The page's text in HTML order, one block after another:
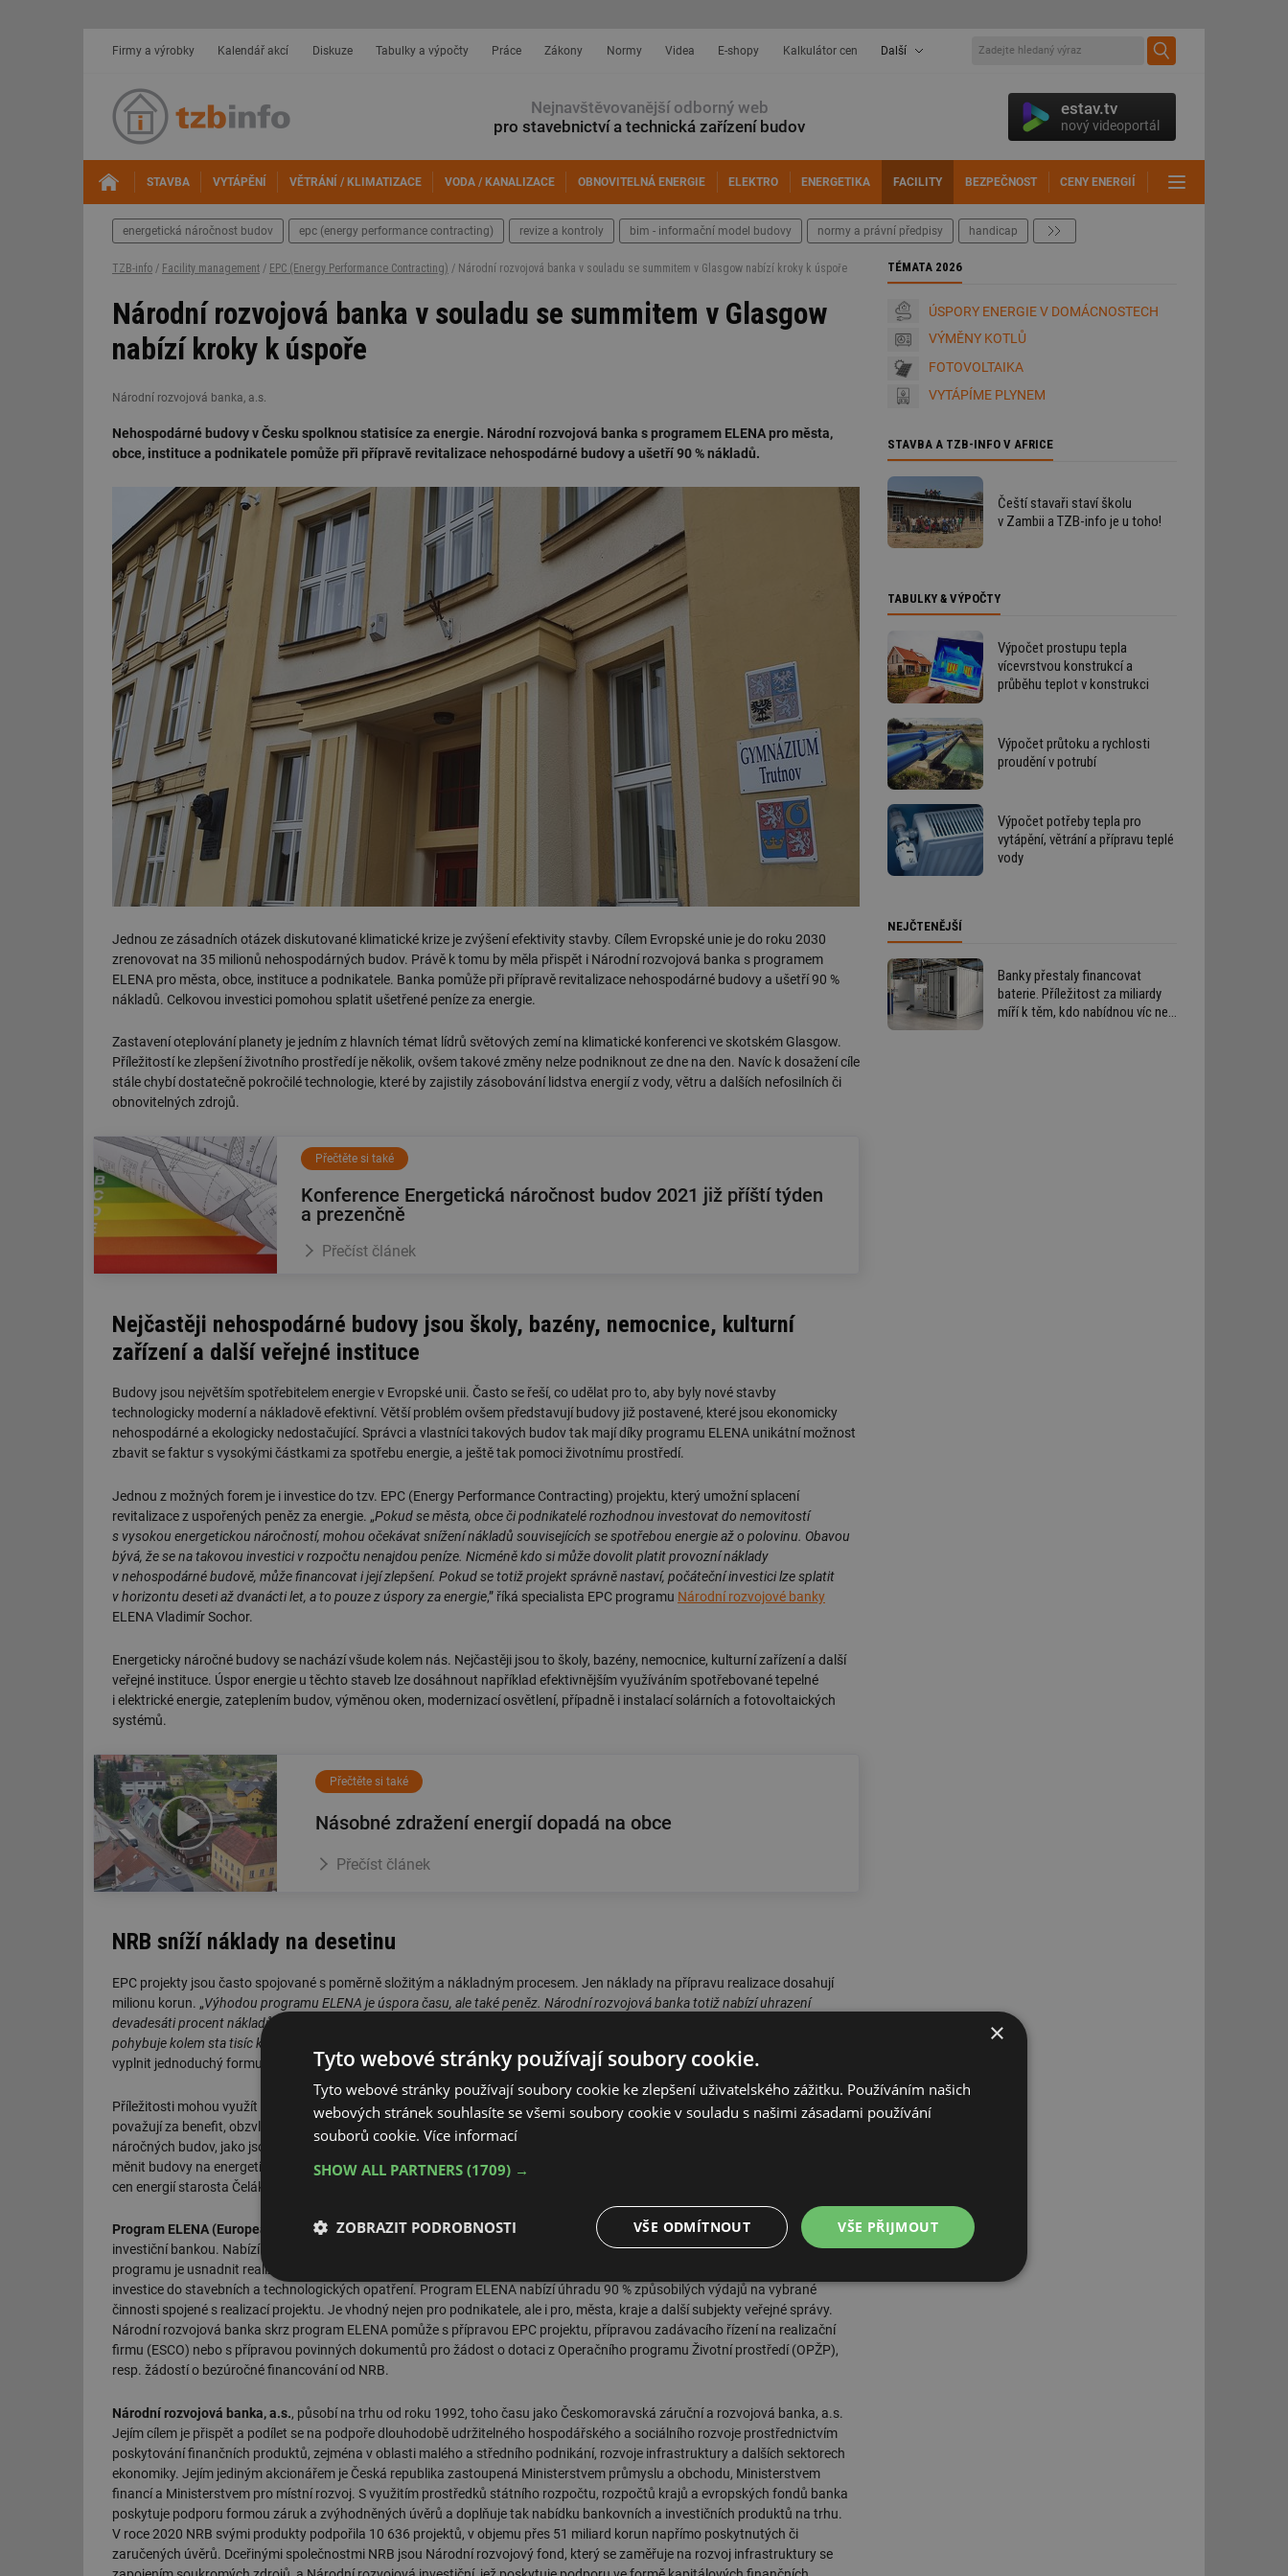
Firmy a výrobky Kalendář akcí Diskuze Tabulky a výpočty Práce Zákony Normy Videa E-shopy Kalkulátor cen Další
Nejnavštěvovanější odborný web
pro stavebnictví a technická zařízení budov
estav.tv
nový videoportál
STAVBA VYTÁPĚNÍ VĚTRÁNÍ / KLIMATIZACE VODA / KANALIZACE OBNOVITELNÁ ENERGIE ELEKTRO ENERGETIKA FACILITY BEZPEČNOST CENY ENERGIÍ
energetická náročnost budov epc (energy performance contracting) revize a kontroly bim - informační model budovy normy a právní předpisy handicap
TZB-info / Facility management / EPC (Energy Performance Contracting) / Národní rozvojová banka v souladu se summitem v Glasgow nabízí kroky k úspoře
Národní rozvojová banka v souladu se summitem v Glasgow
nabízí kroky k úspoře
Národní rozvojová banka, a.s.
Nehospodárné budovy v Česku spolknou statisíce za energie. Národní rozvojová banka s programem ELENA pro města,
obce, instituce a podnikatele pomůže při přípravě revitalizace nehospodárné budovy a ušetří 90 % nákladů.
Jednou ze zásadních otázek diskutované klimatické krize je zvýšení efektivity stavby. Cílem Evropské unie je do roku 2030
zrenovovat na 35 milionů nehospodárných budov. Právě k tomu by měla přispět i Národní rozvojová banka s programem
ELENA pro města, obce, instituce a podnikatele. Banka pomůže při přípravě revitalizace nehospodárné budovy a ušetří 90 %
nákladů. Celkovou investici pomohou splatit ušetřené peníze za energie.
Zastavení oteplování planety je jedním z hlavních témat lídrů světových zemí na klimatické konferenci ve skotském Glasgow.
Příležitostí ke zlepšení životního prostředí je několik, ovšem takové změny nelze podniknout ze dne na den. Navíc k dosažení cíle
stále chybí dostatečně pokročilé technologie, které by zajistily zásobování lidstva energií z vody, větru a dalších nefosilních či
obnovitelných zdrojů.
Přečtěte si také
Konference Energetická náročnost budov 2021 již příští týden
a prezenčně
Přečíst článek
Nejčastěji nehospodárné budovy jsou školy, bazény, nemocnice, kulturní
zařízení a další veřejné instituce
Budovy jsou největším spotřebitelem energie v Evropské unii. Často se řeší, co udělat pro to, aby byly nové stavby
technologicky moderní a nákladově efektivní. Větší problém ovšem představují budovy již postavené, které jsou ekonomicky
nehospodárné a ekologicky nedostačující. Správci a vlastníci takových budov tak mají díky programu ELENA unikátní možnost
zbavit se faktur s vysokými částkami za spotřebu energie, a ještě tak pomoci životnímu prostředí.
Jednou z možných forem je i investice do tzv. EPC (Energy Performance Contracting) projektu, který umožní splacení
revitalizace z uspořených peněz za energie. „Pokud se města, obce či podnikatelé rozhodnou investovat do nemovitostí
s vysokou energetickou náročností, mohou očekávat snížení nákladů souvisejících se spotřebou energie až o polovinu. Obavou
bývá, že se na takovou investici v rozpočtu nenajdou peníze. Nicméně kdo si může dovolit platit provozní náklady
v nehospodárné budově, může financovat i její zlepšení. Pokud se totiž projekt správně nastaví, počáteční investici lze splatit
v horizontu deseti až dvanácti let, a to pouze z úspory za energie,” říká specialista EPC programu Národní rozvojové banky
ELENA Vladimír Sochor.
Energeticky náročné budovy se nachází všude kolem nás. Nejčastěji jsou to školy, bazény, nemocnice, kulturní zařízení a další
veřejné instituce. Úspor energie u těchto staveb lze dosáhnout například efektivnějším využíváním spotřebované tepelné
i elektrické energie, zateplením budov, výměnou oken, modernizací osvětlení, případně i instalací solárních a fotovoltaických
systémů.
Přečtěte si také
Násobné zdražení energií dopadá na obce
Přečíst článek
NRB sníží náklady na desetinu
EPC projekty jsou často spojované s poměrně složitým a nákladným procesem. Jen náklady na přípravu realizace dosahují
milionu korun. „Výhodou programu ELENA je úspora času, ale také peněz. Národní rozvojová banka totiž nabízí uhrazení
devadesáti procent nákladů na přípravu realizace EPC projektu. Takže částka, kterou municipality či podnikatelé investují, se tak
pohybuje kolem sta tisíc korun
vyplnit jednoduchý formulář.
Příležitosti mohou využít obce a města, pro které je to šance na odlehčení rozpočtům. Starostové měst takovou pomoc
považují za benefit, obzvlášť v době, kdy se ceny energií zvedají až na čtyřnásobek. „Ve městě máme řadu energeticky
náročných budov, jako jsou školy nebo bazén. Nyní se snažíme o snížení energetické náročnosti v provozu města. Chceme
měnit budovy na energeticky úspornější a například osadit střechy solárními panely,” komentuje dění kolem rychle rostoucích
cen energií starosta Čelákovic Josef Pátek.
Program ELENA (European Local ENergy Assistance)je financován z programu HORIZONT 2020 spravovaném Evropskou
investiční bankou. Nabízí poradenství při zpracování energeticky úsporného projektu a získání energetického posudku. Cílem
programu je usnadnit realizaci energeticky úsporných opatření. Je zaměřen na renovace stávajících nemovitostí a cílené
investice do stavebních a technologických opatření. Program ELENA nabízí úhradu 90 % způsobilých výdajů na vybrané
činnosti spojené s realizací projektu. Je vhodný nejen pro podnikatele, ale i pro, města, kraje a další subjekty veřejné správy.
Národní rozvojová banka skrz program ELENA pomůže s přípravou EPC projektu, přípravou zadávacího řízení na realizační
firmu (ESCO) nebo s přípravou povinných dokumentů pro žádost o dotaci z Operačního programu Životní prostředí (OPŽP),
resp. žádostí o bezúročné financování od NRB.
Národní rozvojová banka, a.s., působí na trhu od roku 1992, toho času jako Českomoravská záruční a rozvojová banka, a.s.
Jejím cílem je přispět a podílet se na podpoře dlouhodobě udržitelného hospodářského a sociálního rozvoje prostřednictvím
poskytování finančních produktů, zejména v oblasti malého a středního podnikání, rozvoje infrastruktury a dalších sektorech
ekonomiky. Jejím jediným akcionářem je Česká republika zastoupená Ministerstvem průmyslu a obchodu, Ministerstvem
financí a Ministerstvem pro místní rozvoj. S využitím prostředků státního rozpočtu, rozpočtů krajů a evropských fondů banka
poskytuje podporu formou záruk a zvýhodněných úvěrů a doplňuje tak nabídku bankovních a investičních produktů na trhu.
V roce 2020 NRB svými produkty podpořila 10 636 projektů, v objemu přes 51 miliard korun napřímo poskytnutých či
zaručených úvěrů. Dceřinými společnostmi NRB jsou Národní rozvojový fond, který se zaměřuje na rozvoj infrastruktury se
TÉMATA 2026
ÚSPORY ENERGIE V DOMÁCNOSTECH
VÝMĚNY KOTLŮ
FOTOVOLTAIKA
VYTÁPÍME PLYNEM
STAVBA A TZB-INFO V AFRICE
Čeští stavaři staví školu
v Zambii a TZB-info je u toho!
TABULKY & VÝPOČTY
Výpočet prostupu tepla
vícevrstvou konstrukcí a
průběhu teplot v konstrukci
Výpočet průtoku a rychlosti
proudění v potrubí
Výpočet potřeby tepla pro
vytápění, větrání a přípravu teplé
vody
NEJČTENĚJŠÍ
Banky přestaly financovat
baterie. Příležitost za miliardy
míří k těm, kdo nabídnou víc než
×
Tyto webové stránky používají soubory cookie.
Tyto webové stránky používají soubory cookie ke zlepšení uživatelského zážitku. Používáním našich
webových stránek souhlasíte se všemi soubory cookie v souladu s našimi zásadami používání
souborů cookie. Více informací
SHOW ALL PARTNERS (1709) →
VŠE PŘIJMOUT
VŠE ODMÍTNOUT
ZOBRAZIT PODROBNOSTI
Nezbytně nutné
soubory
Výkonové
soubory
Soubory cílení Funkční soubory
Nezařazené
Nezbytně nutné soubory Výkonové soubory Soubory cílení Funkční soubory Nezařazené soubory
Nezbytně nutné soubory cookie umožňují základní funkce webových stránek, jako je přihlášení uživatele a správa účtu. Webové
stránky nelze bez nezbytně nutných souborů cookie správně používat.
Název
Provider/
Doména
Vyprší Popis
g_state
.forum.tzb-
info.cz
Zavřením
prohlížeče
Slouží k přihlášení pomocí Google